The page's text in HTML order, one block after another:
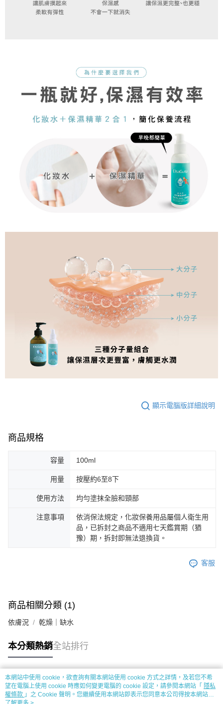
顯示電腦版詳細說明
商品規格
容量 100ml
用量 按壓約6至8下
使用方法 均勻塗抹全臉和頸部
注意事項
依消保法規定，化妝保養用品屬個人衛生用
品，已拆封之商品不適用七天鑑賞期（猶
豫）期，拆封即無法退換貨。
客服
商品相關分類 (1)
依膚況 乾燥｜缺水
本分類熱銷全站排行
熱門標籤
本網站中使用 cookie，欲查詢有關本網站使用 cookie 方式之詳情，及若您不希
望在電腦上使用 cookie 時應如何變更電腦的 cookie 設定，請參閱本網站「 隱私
權條款 」之 Cookie 聲明。您繼續使用本網站即表示您同意本公司得按本網站使